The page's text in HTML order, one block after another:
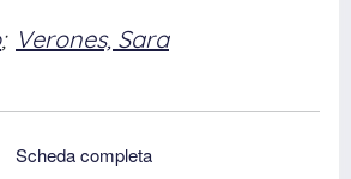
; Verones, Sara
Scheda completa